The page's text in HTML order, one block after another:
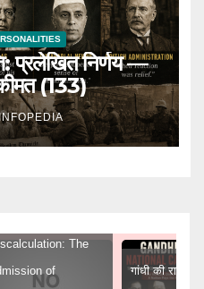
प्रलेखित निर्णय —
(133)
The
of
गांधी की राष्ट्रीय